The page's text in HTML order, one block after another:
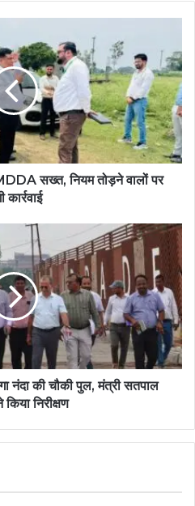
सख्त, नियम तोड़ने वालों पर
कार्रवाई
नंदा की चौकी पुल, मंत्री सतपाल
किया निरीक्षण